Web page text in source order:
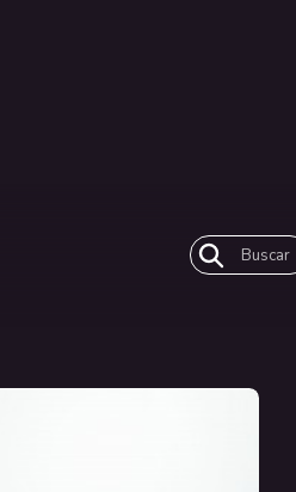
Buscar